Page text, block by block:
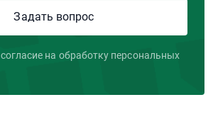
согласие на обработку персональных